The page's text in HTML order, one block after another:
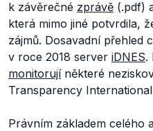
k závěrečné zprávě (.pdf)
která mimo jiné potvrdila,
zájmů. Dosavadní přehled
v roce 2018 server iDNES.
monitorujíněkteré
Transparency
Právním základem celého